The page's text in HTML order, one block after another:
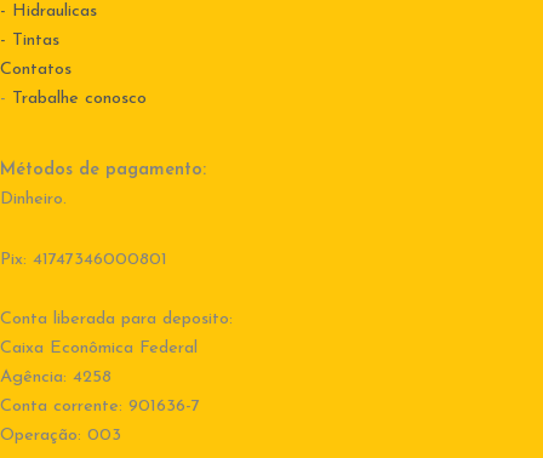
- Hidraulicas
- Tintas
Contatos
- Trabalhe conosco
Métodos de pagamento:
Dinheiro.
Pix: 41747346000801
Conta liberada para deposito:
Caixa Econômica Federal
Agência: 4258
Conta corrente: 901636-7
Operação: 003